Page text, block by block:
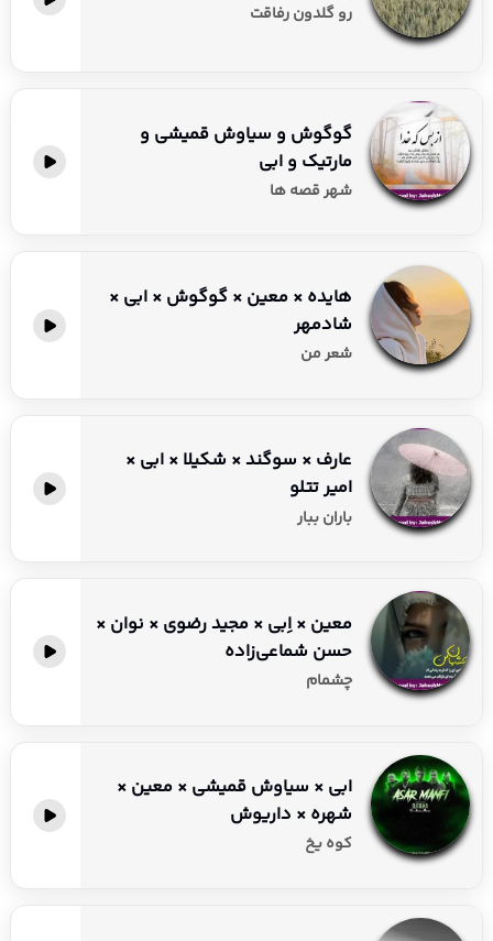
رو گلدون رفاقت
گوگوش و سیاوش قمیشی و
مارتیک و ابی
شهر قصه ها
هایده × معین × گوگوش × ابی ×
شادمهر
شعر من
عارف × سوگند × شکیلا × ابی ×
امیر تتلو
باران ببار
معین × اِبی × مجید رضوی × نوان ×
حسن شماعی‌زاده
چشمام
ابی × سیاوش قمیشی × معین ×
شهره × داریوش
کوه یخ